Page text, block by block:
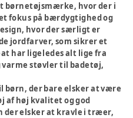
børnetøjsmærke, hvor der i
fokus på bærdygtighed og
hvor der særligt er
jordfarver, som sikrer et
har ligeledes alt lige fra
støvler til badetøj,
børn, der bare elsker at være
af høj kvalitet og god
der elsker at kravle i træer,